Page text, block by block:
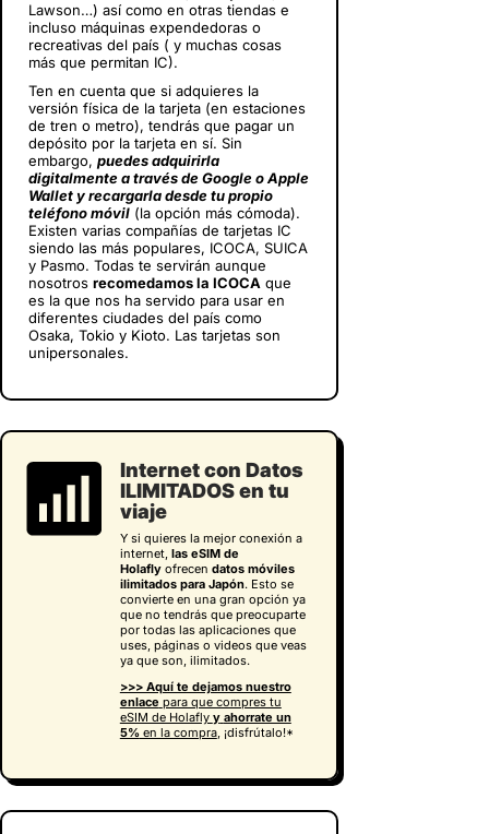
Lawson…) así como en otras tiendas e
incluso máquinas expendedoras o
recreativas del país ( y muchas cosas
más que permitan IC).
Ten en cuenta que si adquieres la
versión física de la tarjeta (en estaciones
de tren o metro), tendrás que pagar un
depósito por la tarjeta en sí. Sin
embargo, puedes adquirirla
digitalmente a través de Google o Apple
Wallet y recargarla desde tu propio
teléfono móvil (la opción más cómoda).
Existen varias compañías de tarjetas IC
siendo las más populares, ICOCA, SUICA
y Pasmo. Todas te servirán aunque
nosotros recomedamos la ICOCA que
es la que nos ha servido para usar en
diferentes ciudades del país como
Osaka, Tokio y Kioto. Las tarjetas son
unipersonales.
Internet con Datos
ILIMITADOS en tu
viaje
Y si quieres la mejor conexión a
internet, las eSIM de
Holaflyofrecen datos móviles
ilimitados para Japón. Esto se
convierte en una gran opción ya
que no tendrás que preocuparte
por todas las aplicaciones que
uses, páginas o videos que veas
ya que son, ilimitados.
>>> Aquí te dejamos nuestro
enlace para que compres tu
eSIM de Holafly y ahorrate un
5%en la compra, ¡disfrútalo!*